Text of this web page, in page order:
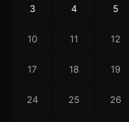
3 4 5
10 11 12
17 18 19
24 25 26